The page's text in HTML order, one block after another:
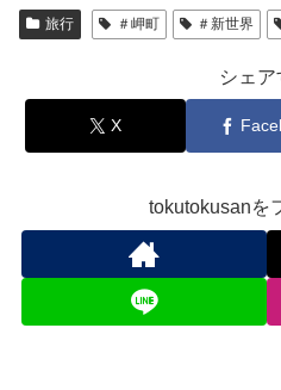
旅行 ＃岬町 ＃新世界
シェア
X
tokutokusanを